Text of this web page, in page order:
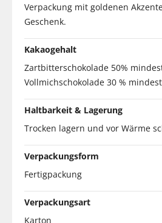
Verpackung mit goldenen
Geschenk.
Kakaogehalt
Zartbitterschokolade 50%
Vollmichschokolade 30 %
Haltbarkeit & Lagerung
Trocken lagern und vor Wärme
Verpackungsform
Fertigpackung
Verpackungsart
Karton